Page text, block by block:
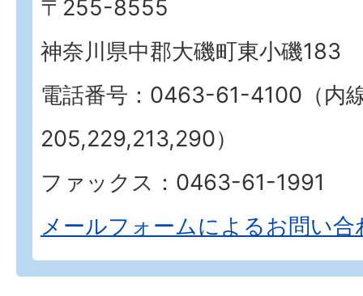
〒255-8555
神奈川県中郡大磯町東小磯183
電話番号：0463-61-4100（内
205,229,213,290）
ファックス：0463-61-1991
メールフォームによるお問い合